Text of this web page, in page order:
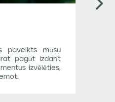
paveikts mūsu
pagūt izdarīt
izvēlēties,
Next